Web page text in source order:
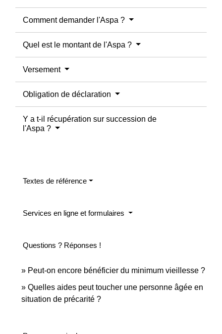
Comment demander l'Aspa ?
Quel est le montant de l'Aspa ?
Versement
Obligation de déclaration
Y a t-il récupération sur succession de
l'Aspa ?
Textes de référence
Services en ligne et formulaires
Questions ? Réponses !
Peut-on encore bénéficier du minimum vieillesse ?
Quelles aides peut toucher une personne âgée en
situation de précarité ?